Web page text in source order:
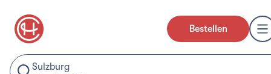
Bestellen
Sulzburg